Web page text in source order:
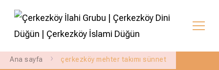
Çerkezköy İlahi Grubu | Çerkezköy Dini
Düğün | Çerkezköy İslami Düğün
çerkezköy dini nişan
Ana sayfa çerkezköy mehter takımı sünnet